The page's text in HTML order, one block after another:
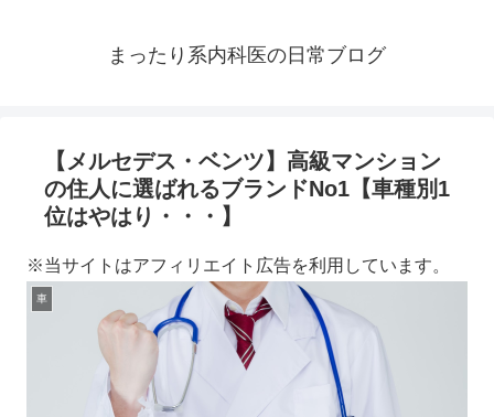
まったり系内科医の日常ブログ
【メルセデス・ベンツ】高級マンション
の住人に選ばれるブランドNo1【車種別1
位はやはり・・・】
※当サイトはアフィリエイト広告を利用しています。
車